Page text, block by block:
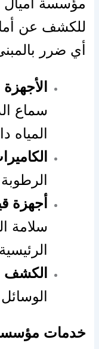
للكشف عن
أي ضرر
سماع
المياه
أجهزة
سلامة
الكشف
خدمات